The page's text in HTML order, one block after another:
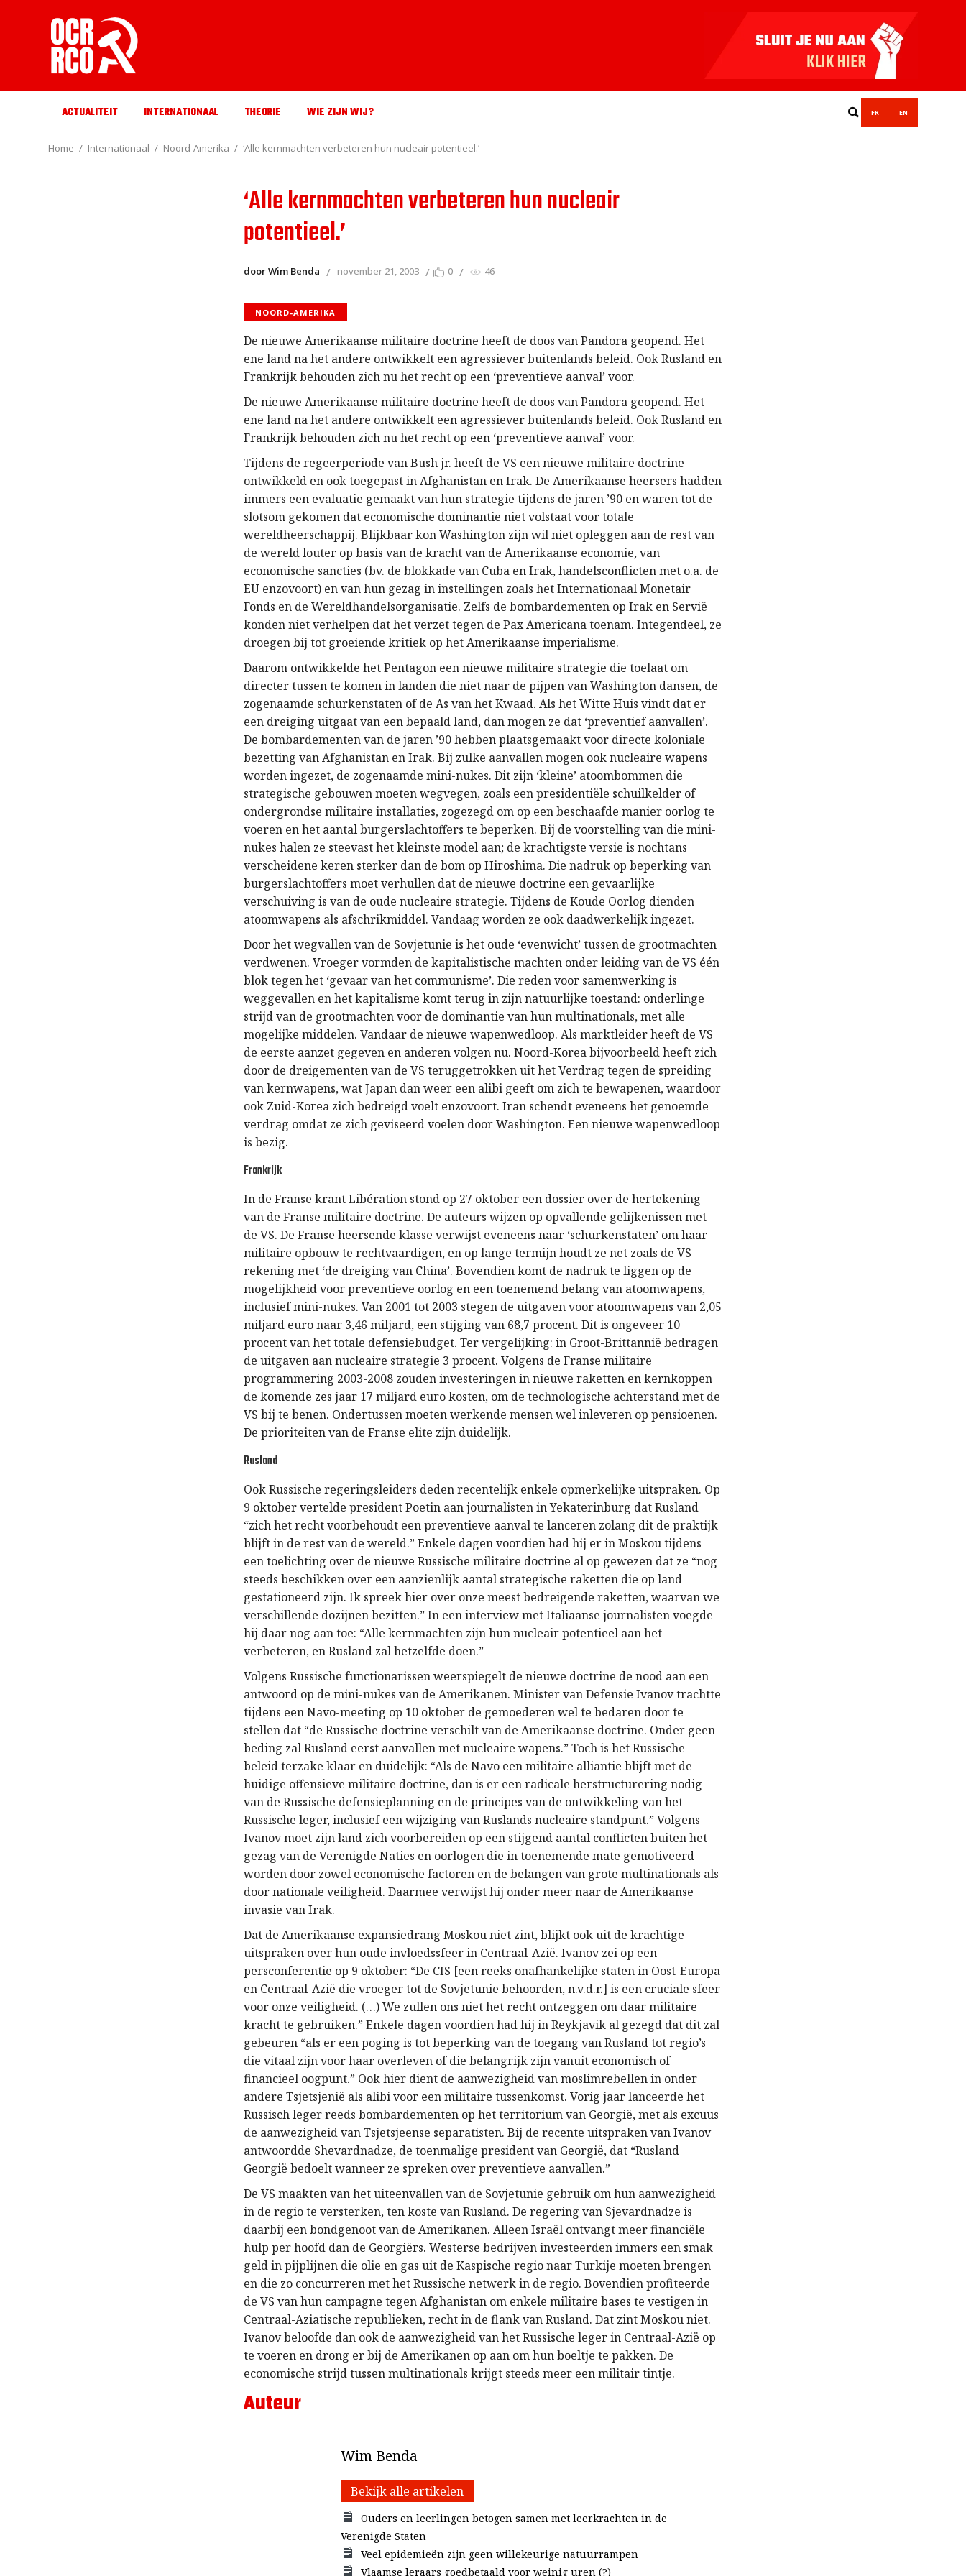
ACTUALITEIT INTERNATIONAAL THEORIE WIE ZIJN WIJ? FR EN
Home Internationaal Noord-Amerika ‘Alle kernmachten verbeteren hun nucleair potentieel.’
‘Alle kernmachten verbeteren hun nucleair
potentieel.’
door Wim Benda november 21, 2003 0 46
NOORD-AMERIKA
De nieuwe Amerikaanse militaire doctrine heeft de doos van Pandora geopend. Het
ene land na het andere ontwikkelt een agressiever buitenlands beleid. Ook Rusland en
Frankrijk behouden zich nu het recht op een ‘preventieve aanval’ voor.
De nieuwe Amerikaanse militaire doctrine heeft de doos van Pandora geopend. Het
ene land na het andere ontwikkelt een agressiever buitenlands beleid. Ook Rusland en
Frankrijk behouden zich nu het recht op een ‘preventieve aanval’ voor.
Tijdens de regeerperiode van Bush jr. heeft de VS een nieuwe militaire doctrine
ontwikkeld en ook toegepast in Afghanistan en Irak. De Amerikaanse heersers hadden
immers een evaluatie gemaakt van hun strategie tijdens de jaren ’90 en waren tot de
slotsom gekomen dat economische dominantie niet volstaat voor totale
wereldheerschappij. Blijkbaar kon Washington zijn wil niet opleggen aan de rest van
de wereld louter op basis van de kracht van de Amerikaanse economie, van
economische sancties (bv. de blokkade van Cuba en Irak, handelsconflicten met o.a. de
EU enzovoort) en van hun gezag in instellingen zoals het Internationaal Monetair
Fonds en de Wereldhandelsorganisatie. Zelfs de bombardementen op Irak en Servië
konden niet verhelpen dat het verzet tegen de Pax Americana toenam. Integendeel, ze
droegen bij tot groeiende kritiek op het Amerikaanse imperialisme.
Daarom ontwikkelde het Pentagon een nieuwe militaire strategie die toelaat om
directer tussen te komen in landen die niet naar de pijpen van Washington dansen, de
zogenaamde schurkenstaten of de As van het Kwaad. Als het Witte Huis vindt dat er
een dreiging uitgaat van een bepaald land, dan mogen ze dat ‘preventief aanvallen’.
De bombardementen van de jaren ’90 hebben plaatsgemaakt voor directe koloniale
bezetting van Afghanistan en Irak. Bij zulke aanvallen mogen ook nucleaire wapens
worden ingezet, de zogenaamde mini-nukes. Dit zijn ‘kleine’ atoombommen die
strategische gebouwen moeten wegvegen, zoals een presidentiële schuilkelder of
ondergrondse militaire installaties, zogezegd om op een beschaafde manier oorlog te
voeren en het aantal burgerslachtoffers te beperken. Bij de voorstelling van die mini-
nukes halen ze steevast het kleinste model aan; de krachtigste versie is nochtans
verscheidene keren sterker dan de bom op Hiroshima. Die nadruk op beperking van
burgerslachtoffers moet verhullen dat de nieuwe doctrine een gevaarlijke
verschuiving is van de oude nucleaire strategie. Tijdens de Koude Oorlog dienden
atoomwapens als afschrikmiddel. Vandaag worden ze ook daadwerkelijk ingezet.
Door het wegvallen van de Sovjetunie is het oude ‘evenwicht’ tussen de grootmachten
verdwenen. Vroeger vormden de kapitalistische machten onder leiding van de VS één
blok tegen het ‘gevaar van het communisme’. Die reden voor samenwerking is
weggevallen en het kapitalisme komt terug in zijn natuurlijke toestand: onderlinge
strijd van de grootmachten voor de dominantie van hun multinationals, met alle
mogelijke middelen. Vandaar de nieuwe wapenwedloop. Als marktleider heeft de VS
de eerste aanzet gegeven en anderen volgen nu. Noord-Korea bijvoorbeeld heeft zich
door de dreigementen van de VS teruggetrokken uit het Verdrag tegen de spreiding
van kernwapens, wat Japan dan weer een alibi geeft om zich te bewapenen, waardoor
ook Zuid-Korea zich bedreigd voelt enzovoort. Iran schendt eveneens het genoemde
verdrag omdat ze zich geviseerd voelen door Washington. Een nieuwe wapenwedloop
is bezig.
Frankrijk
In de Franse krant Libération stond op 27 oktober een dossier over de hertekening
van de Franse militaire doctrine. De auteurs wijzen op opvallende gelijkenissen met
de VS. De Franse heersende klasse verwijst eveneens naar ‘schurkenstaten’ om haar
militaire opbouw te rechtvaardigen, en op lange termijn houdt ze net zoals de VS
rekening met ‘de dreiging van China’. Bovendien komt de nadruk te liggen op de
mogelijkheid voor preventieve oorlog en een toenemend belang van atoomwapens,
inclusief mini-nukes. Van 2001 tot 2003 stegen de uitgaven voor atoomwapens van 2,05
miljard euro naar 3,46 miljard, een stijging van 68,7 procent. Dit is ongeveer 10
procent van het totale defensiebudget. Ter vergelijking: in Groot-Brittannië bedragen
de uitgaven aan nucleaire strategie 3 procent. Volgens de Franse militaire
programmering 2003-2008 zouden investeringen in nieuwe raketten en kernkoppen
de komende zes jaar 17 miljard euro kosten, om de technologische achterstand met de
VS bij te benen. Ondertussen moeten werkende mensen wel inleveren op pensioenen.
De prioriteiten van de Franse elite zijn duidelijk.
Rusland
Ook Russische regeringsleiders deden recentelijk enkele opmerkelijke uitspraken. Op
9 oktober vertelde president Poetin aan journalisten in Yekaterinburg dat Rusland
“zich het recht voorbehoudt een preventieve aanval te lanceren zolang dit de praktijk
blijft in de rest van de wereld.” Enkele dagen voordien had hij er in Moskou tijdens
een toelichting over de nieuwe Russische militaire doctrine al op gewezen dat ze “nog
steeds beschikken over een aanzienlijk aantal strategische raketten die op land
gestationeerd zijn. Ik spreek hier over onze meest bedreigende raketten, waarvan we
verschillende dozijnen bezitten.” In een interview met Italiaanse journalisten voegde
hij daar nog aan toe: “Alle kernmachten zijn hun nucleair potentieel aan het
verbeteren, en Rusland zal hetzelfde doen.”
Volgens Russische functionarissen weerspiegelt de nieuwe doctrine de nood aan een
antwoord op de mini-nukes van de Amerikanen. Minister van Defensie Ivanov trachtte
tijdens een Navo-meeting op 10 oktober de gemoederen wel te bedaren door te
stellen dat “de Russische doctrine verschilt van de Amerikaanse doctrine. Onder geen
beding zal Rusland eerst aanvallen met nucleaire wapens.” Toch is het Russische
beleid terzake klaar en duidelijk: “Als de Navo een militaire alliantie blijft met de
huidige offensieve militaire doctrine, dan is er een radicale herstructurering nodig
van de Russische defensieplanning en de principes van de ontwikkeling van het
Russische leger, inclusief een wijziging van Ruslands nucleaire standpunt.” Volgens
Ivanov moet zijn land zich voorbereiden op een stijgend aantal conflicten buiten het
gezag van de Verenigde Naties en oorlogen die in toenemende mate gemotiveerd
worden door zowel economische factoren en de belangen van grote multinationals als
door nationale veiligheid. Daarmee verwijst hij onder meer naar de Amerikaanse
invasie van Irak.
Dat de Amerikaanse expansiedrang Moskou niet zint, blijkt ook uit de krachtige
uitspraken over hun oude invloedssfeer in Centraal-Azië. Ivanov zei op een
persconferentie op 9 oktober: “De CIS [een reeks onafhankelijke staten in Oost-Europa
en Centraal-Azië die vroeger tot de Sovjetunie behoorden, n.v.d.r.] is een cruciale sfeer
voor onze veiligheid. (…) We zullen ons niet het recht ontzeggen om daar militaire
kracht te gebruiken.” Enkele dagen voordien had hij in Reykjavik al gezegd dat dit zal
gebeuren “als er een poging is tot beperking van de toegang van Rusland tot regio’s
die vitaal zijn voor haar overleven of die belangrijk zijn vanuit economisch of
financieel oogpunt.” Ook hier dient de aanwezigheid van moslimrebellen in onder
andere Tsjetsjenië als alibi voor een militaire tussenkomst. Vorig jaar lanceerde het
Russisch leger reeds bombardementen op het territorium van Georgië, met als excuus
de aanwezigheid van Tsjetsjeense separatisten. Bij de recente uitspraken van Ivanov
antwoordde Shevardnadze, de toenmalige president van Georgië, dat “Rusland
Georgië bedoelt wanneer ze spreken over preventieve aanvallen.”
De VS maakten van het uiteenvallen van de Sovjetunie gebruik om hun aanwezigheid
in de regio te versterken, ten koste van Rusland. De regering van Sjevardnadze is
daarbij een bondgenoot van de Amerikanen. Alleen Israël ontvangt meer financiële
hulp per hoofd dan de Georgiërs. Westerse bedrijven investeerden immers een smak
geld in pijplijnen die olie en gas uit de Kaspische regio naar Turkije moeten brengen
en die zo concurreren met het Russische netwerk in de regio. Bovendien profiteerde
de VS van hun campagne tegen Afghanistan om enkele militaire bases te vestigen in
Centraal-Aziatische republieken, recht in de flank van Rusland. Dat zint Moskou niet.
Ivanov beloofde dan ook de aanwezigheid van het Russische leger in Centraal-Azië op
te voeren en drong er bij de Amerikanen op aan om hun boeltje te pakken. De
economische strijd tussen multinationals krijgt steeds meer een militair tintje.
Auteur
Wim Benda
Bekijk alle artikelen
Ouders en leerlingen betogen samen met leerkrachten in de
Verenigde Staten
Veel epidemieën zijn geen willekeurige natuurrampen
Vlaamse leraars goedbetaald voor weinig uren (?)